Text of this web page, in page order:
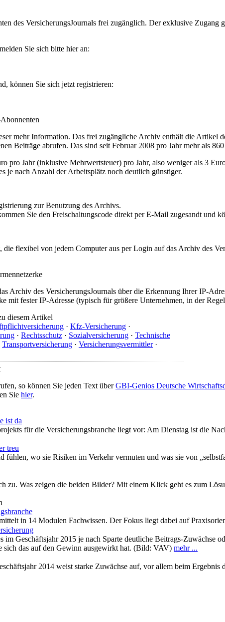
des VersicherungsJournals frei zugänglich. Der exklusive
Sie sich bitte hier an:
können Sie sich jetzt registrieren:
mehr Information. Das frei zugängliche Archiv enthält die Artikel
Beiträge abrufen. Das sind seit Februar 2008 pro Jahr mehr als
pro Jahr (inklusive Mehrwertsteuer) pro Jahr, also weniger als 3
je nach Anzahl der Arbeitsplätz noch deutlich günstiger.
zur Benutzung des Archivs.
Sie den Freischaltungscode direkt per E-Mail zugesandt und
flexibel von jedem Computer aus per Login auf das Archiv des
Archiv des VersicherungsJournals über die Erkennung Ihrer IP-
mit fester IP-Adresse (typisch für größere Unternehmen, in der
diesem Artikel
· Kfz-Versicherung ·
· Rechtsschutz · Sozialversicherung · Technische
Transportversicherung · Versicherungsvermittler·
so können Sie jeden Text überGBI-Genios Deutsche
Sie hier.
ist da
für die Versicherungsbranche liegt vor: Am Dienstag ist die
treu
fühlen, wo sie Risiken im Verkehr vermuten und was sie von
zu. Was zeigen die beiden Bilder? Mit einem Klick geht es zum
in 14 Modulen Fachwissen. Der Fokus liegt dabei auf
im Geschäftsjahr 2015 je nach Sparte deutliche Beitrags-Zuwächse
sich das auf den Gewinn ausgewirkt hat. (Bild: VAV) mehr ...
2014 weist starke Zuwächse auf, vor allem beim